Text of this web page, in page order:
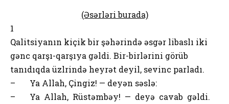
(Əsərləri burada)
1
Qalitsiyanın kiçik bir şəhərində əsgər libaslı iki
gənc qarşı-qarşıya gəldi. Bir-birlərini görüb
tanıdıqda üzlrində heyrət deyil, sevinc parladı.
– Ya Allah, Çingiz! — deyən səslə:
– Ya Allah, Rüstəmbəy! — deyə cavab gəldi.